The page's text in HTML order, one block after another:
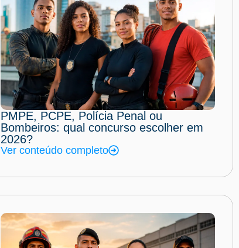
PMPE, PCPE, Polícia Penal ou
Bombeiros: qual concurso escolher em
2026?
Ver conteúdo completo